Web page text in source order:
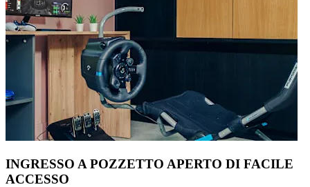
INGRESSO A POZZETTO APERTO DI FACILE
ACCESSO